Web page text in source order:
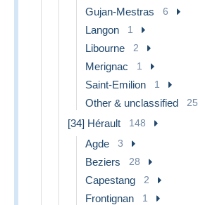
Gujan-Mestras 6
Langon 1
Libourne 2
Merignac 1
Saint-Emilion 1
Other & unclassified 25
[34] Hérault 148
Agde 3
Beziers 28
Capestang 2
Frontignan 1